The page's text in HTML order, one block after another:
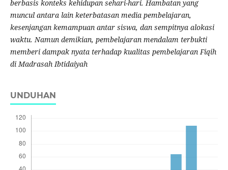
berbasis konteks kehidupan sehari-hari. Hambatan yang
muncul antara lain keterbatasan media pembelajaran,
kesenjangan kemampuan antar siswa, dan sempitnya alokasi
waktu. Namun demikian, pembelajaran mendalam terbukti
memberi dampak nyata terhadap kualitas pembelajaran Fiqih
di Madrasah Ibtidaiyah
UNDUHAN